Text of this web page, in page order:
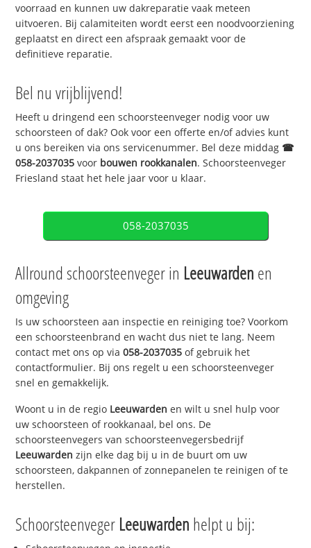
voorraad en kunnen uw dakreparatie vaak meteen
uitvoeren. Bij calamiteiten wordt eerst een noodvoorziening
geplaatst en direct een afspraak gemaakt voor de
definitieve reparatie.
Bel nu vrijblijvend!
Heeft u dringend een schoorsteenveger nodig voor uw
schoorsteen of dak? Ook voor een offerte en/of advies kunt
u ons bereiken via ons servicenummer. Bel deze middag ☎
058-2037035 voor bouwen rookkanalen. Schoorsteenveger
Friesland staat het hele jaar voor u klaar.
058-2037035
Allround schoorsteenveger in Leeuwarden en
omgeving
Is uw schoorsteen aan inspectie en reiniging toe? Voorkom
een schoorsteenbrand en wacht dus niet te lang. Neem
contact met ons op via058-2037035 of gebruik het
contactformulier. Bij ons regelt u een schoorsteenveger
snel en gemakkelijk.
Woont u in de regio Leeuwarden en wilt u snel hulp voor
uw schoorsteen of rookkanaal, bel ons. De
schoorsteenvegers van schoorsteenvegersbedrijf
Leeuwarden zijn elke dag bij u in de buurt om uw
schoorsteen, dakpannen of zonnepanelen te reinigen of te
herstellen.
Schoorsteenveger Leeuwarden helpt u bij: